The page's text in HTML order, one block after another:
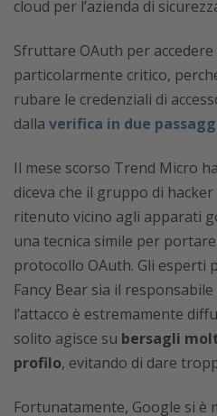
cloud per l’azienda di
Sfruttare OAuth per
particolarmente critico,
rubare le credenziali di
dalla verifica in due
Il mese scorso Trend Micro
diceva che il gruppo di
ritenuto vicino agli apparati
una tecnica simile per
protocollo OAuth. Gli esperti
Fancy Bear sia il
l’attacco è estremamente
solito agisce su bersagli
profilo, evitando di dare
Fortunatamente, Google si è